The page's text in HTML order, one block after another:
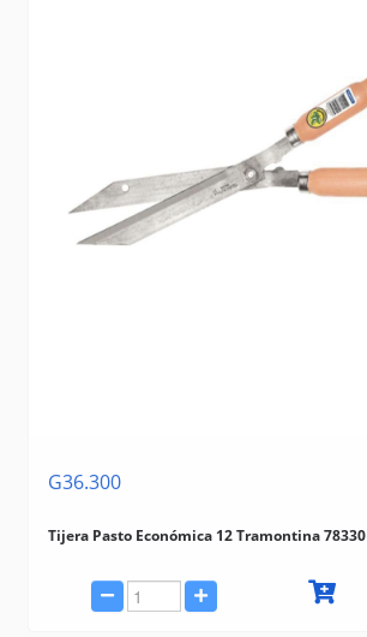
G36.300
Tijera Pasto Económica 12 Tramontina 78330